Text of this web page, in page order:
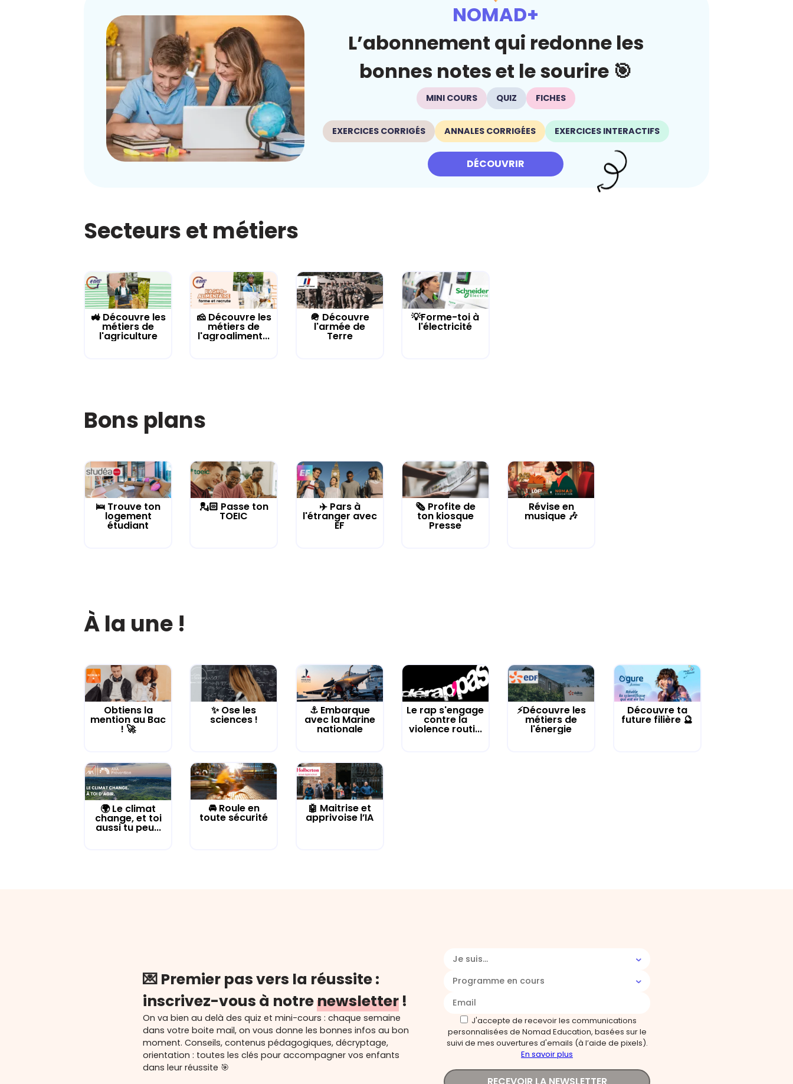
NOMAD+
L’abonnement qui redonne les
bonnes notes et le sourire 🎯
MINI COURS QUIZ FICHES
EXERCICES CORRIGÉS ANNALES CORRIGÉES EXERCICES INTERACTIFS
DÉCOUVRIR
Secteurs et métiers
🚜 Découvre les
métiers de
l'agriculture
🧀 Découvre les
métiers de
l'agroaliment...
🪖 Découvre
l'armée de
Terre
💡Forme-toi à
l'électricité
Bons plans
🛌 Trouve ton
logement
étudiant
💂🏻 Passe ton
TOEIC
✈️ Pars à
l'étranger avec
EF
🗞️ Profite de
ton kiosque
Presse
Révise en
musique 🎶
À la une !
Obtiens la
mention au Bac
! 🚀
✨ Ose les
sciences !
⚓️ Embarque
avec la Marine
nationale
Le rap s'engage
contre la
violence routi...
⚡Découvre les
métiers de
l'énergie
Découvre ta
future filière 🔮
🌍 Le climat
change, et toi
aussi tu peu...
🚘 Roule en
toute sécurité
🤖 Maitrise et
apprivoise l’IA
💌 Premier pas vers la réussite :
inscrivez-vous à notrenewsletter !
On va bien au delà des quiz et mini-cours : chaque semaine
dans votre boite mail, on vous donne les bonnes infos au bon
moment. Conseils, contenus pédagogiques, décryptage,
orientation : toutes les clés pour accompagner vos enfants
dans leur réussite 🎯
Je suis...
Programme en cours
J'accepte de recevoir les communications
personnalisées de Nomad Education, basées sur le
suivi de mes ouvertures d'emails (à l’aide de pixels).
En savoir plus